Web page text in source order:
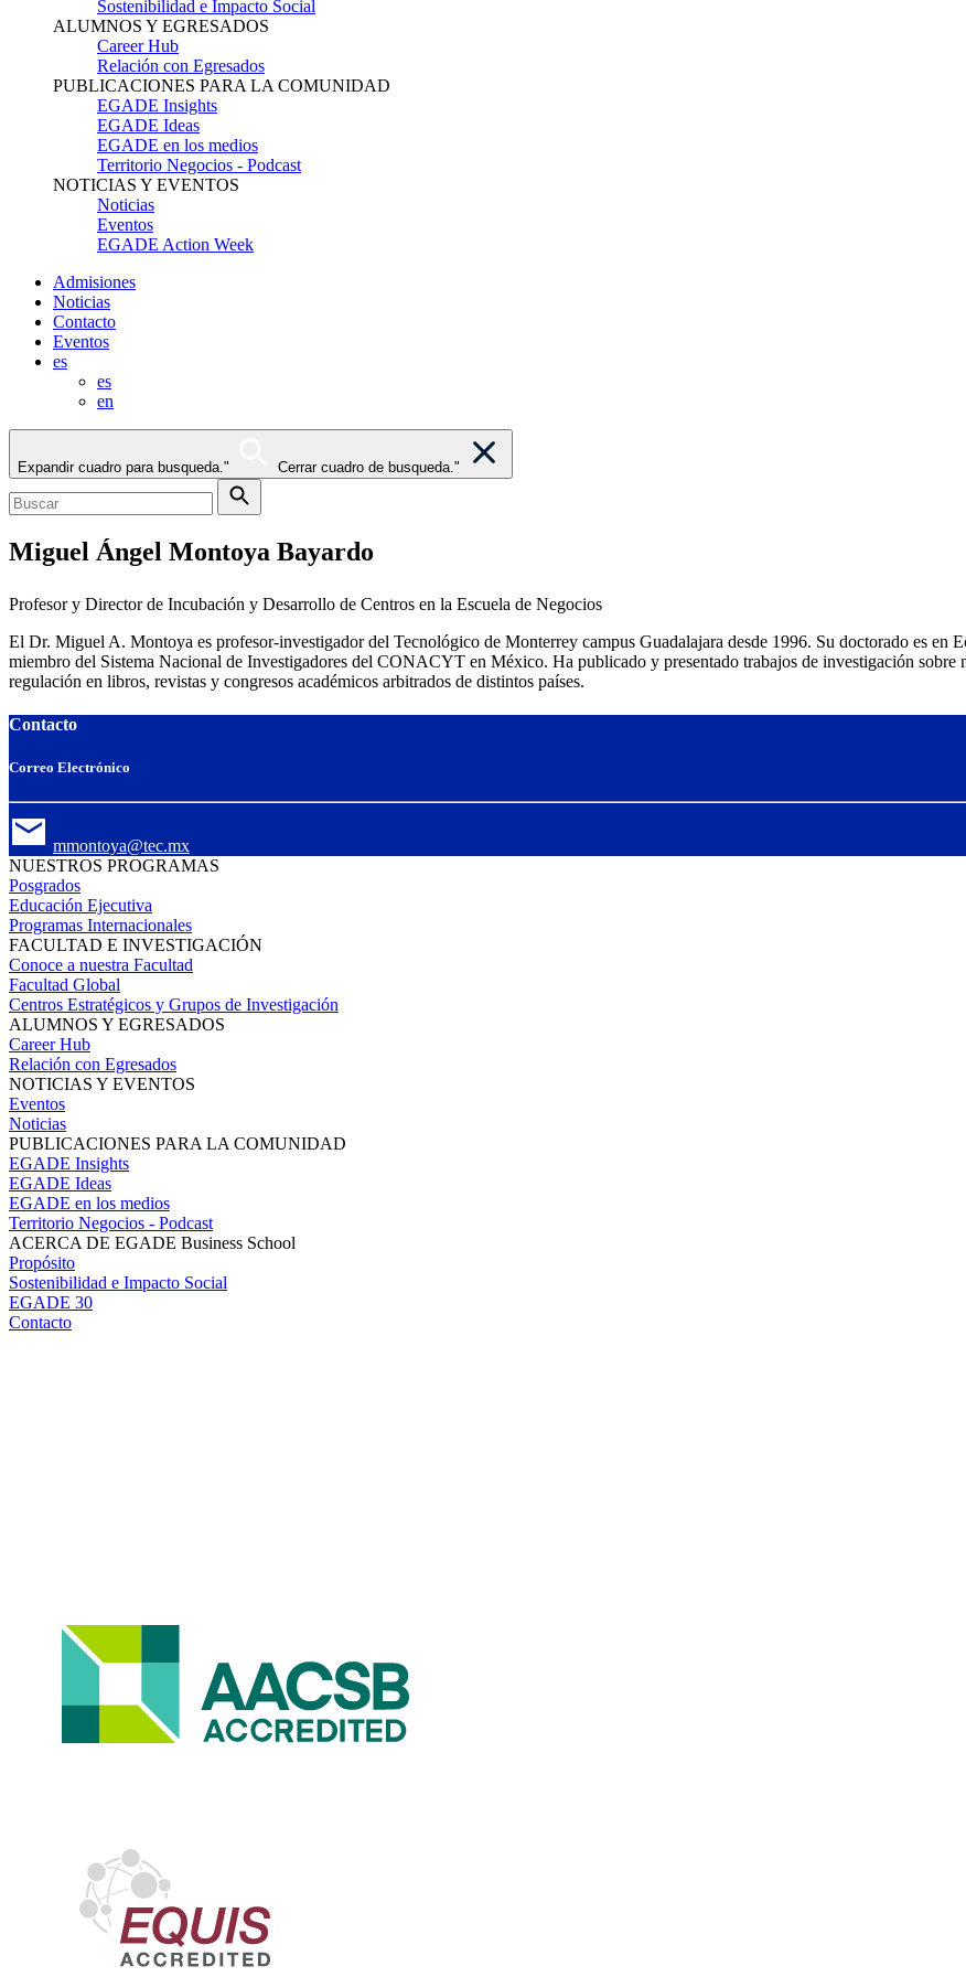
Sostenibilidad e Impacto Social
ALUMNOS Y EGRESADOS
Career Hub
Relación con Egresados
PUBLICACIONES PARA LA COMUNIDAD
EGADE Insights
EGADE Ideas
EGADE en los medios
Territorio Negocios - Podcast
NOTICIAS Y EVENTOS
Noticias
Eventos
EGADE Action Week
Admisiones
Noticias
Contacto
Eventos
es
es
en
Expandir cuadro para busqueda." Cerrar cuadro de busqueda."
Miguel Ángel Montoya Bayardo
Profesor y Director de Incubación y Desarrollo de Centros en la Escuela de Negocios
El Dr. Miguel A. Montoya es profesor-investigador del Tecnológico de Monterrey campus Guadalajara desde 1996. Su doctorado es
miembro del Sistema Nacional de Investigadores del CONACYT en México. Ha publicado y presentado trabajos de investigación sobre
regulación en libros, revistas y congresos académicos arbitrados de distintos países.
Contacto
Correo Electrónico
mmontoya@tec.mx
NUESTROS PROGRAMAS
Posgrados
Educación Ejecutiva
Programas Internacionales
FACULTAD E INVESTIGACIÓN
Conoce a nuestra Facultad
Facultad Global
Centros Estratégicos y Grupos de Investigación
ALUMNOS Y EGRESADOS
Career Hub
Relación con Egresados
NOTICIAS Y EVENTOS
Eventos
Noticias
PUBLICACIONES PARA LA COMUNIDAD
EGADE Insights
EGADE Ideas
EGADE en los medios
Territorio Negocios - Podcast
ACERCA DE EGADE Business School
Propósito
Sostenibilidad e Impacto Social
EGADE 30
Contacto